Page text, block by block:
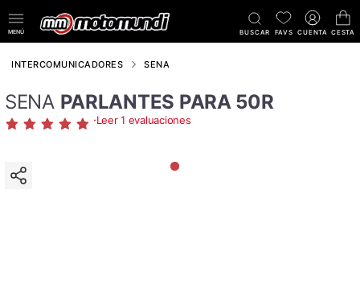
MENÚ BUSCAR FAVS CUENTA CESTA
INTERCOMUNICADORES SENA
SENA PARLANTES PARA 50R
·Leer 1 evaluaciones